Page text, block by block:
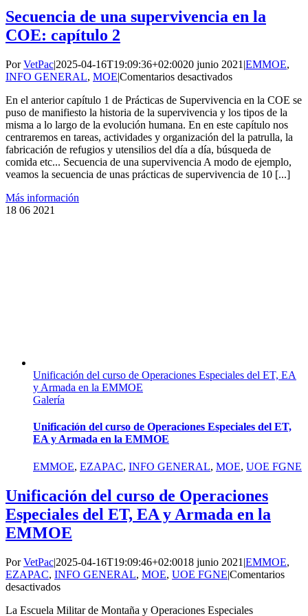
Secuencia de una supervivencia en la
COE: capítulo 2
PorVetPac|2025-04-16T19:09:36+02:0020 junio 2021 |EMMOE,
INFO GENERAL, MOE|Comentarios desactivadosen
de
una
supervivencia
en
la
COE:
capítulo
En el anterior capítulo 1 de Prácticas de Supervivencia en la COE se
puso de manifiesto la historia de la supervivencia y los tipos de la
misma a lo largo de la evolución humana. En en este capítulo nos
centraremos en tareas, actividades y organización del la patrulla, la
fabricación de refugios y utensilios del día a día, búsqueda de
comida etc... Secuencia de una supervivencia A modo de ejemplo,
veamos la secuencia de unas prácticas de supervivencia de 10 [...]
Más información
18 06 2021
Unificación del curso de Operaciones Especiales del ET, EA
y Armada en la EMMOE
Galería
Unificación del curso de Operaciones Especiales del ET,
EA y Armada en la EMMOE
EMMOE, EZAPAC, INFO GENERAL, MOE, UOE FGNE
Unificación del curso de Operaciones
Especiales del ET, EA y Armada en la
EMMOE
PorVetPac|2025-04-16T19:09:46+02:0018 junio 2021 |EMMOE,
EZAPAC, INFO GENERAL, MOE, UOE FGNE|Comentarios
desactivadosen
del
La Escuela Militar de Montaña y Operaciones Especiales